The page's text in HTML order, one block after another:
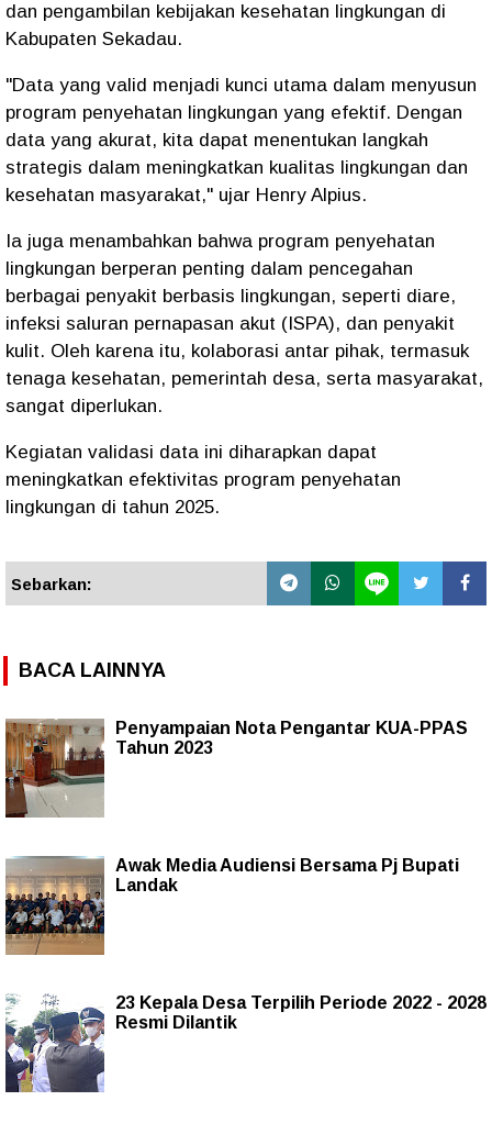
dan pengambilan kebijakan kesehatan lingkungan di
Kabupaten Sekadau.
"Data yang valid menjadi kunci utama dalam menyusun
program penyehatan lingkungan yang efektif. Dengan
data yang akurat, kita dapat menentukan langkah
strategis dalam meningkatkan kualitas lingkungan dan
kesehatan masyarakat," ujar Henry Alpius.
Ia juga menambahkan bahwa program penyehatan
lingkungan berperan penting dalam pencegahan
berbagai penyakit berbasis lingkungan, seperti diare,
infeksi saluran pernapasan akut (ISPA), dan penyakit
kulit. Oleh karena itu, kolaborasi antar pihak, termasuk
tenaga kesehatan, pemerintah desa, serta masyarakat,
sangat diperlukan.
Kegiatan validasi data ini diharapkan dapat
meningkatkan efektivitas program penyehatan
lingkungan di tahun 2025.
Sebarkan:
BACA LAINNYA
Penyampaian Nota Pengantar KUA-PPAS
Tahun 2023
Awak Media Audiensi Bersama Pj Bupati
Landak
23 Kepala Desa Terpilih Periode 2022 - 2028
Resmi Dilantik